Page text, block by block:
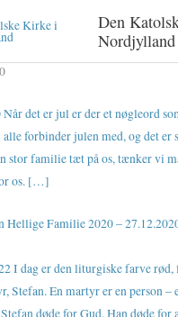
Den
Nordjylland
det er jul er der et nøgleord
alle forbinder julen med, og det
stor familie tæt på os, tænker vi
os. […]
Hellige Familie 2020 –
I dag er den liturgiske farve
Stefan. En martyr er en person –
døde for Gud. Han døde for